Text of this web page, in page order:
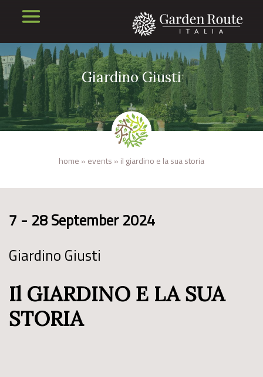
Giardino Giusti
home » events » il giardino e la sua storia
7 - 28 September 2024
Giardino Giusti
Il GIARDINO E LA SUA
STORIA